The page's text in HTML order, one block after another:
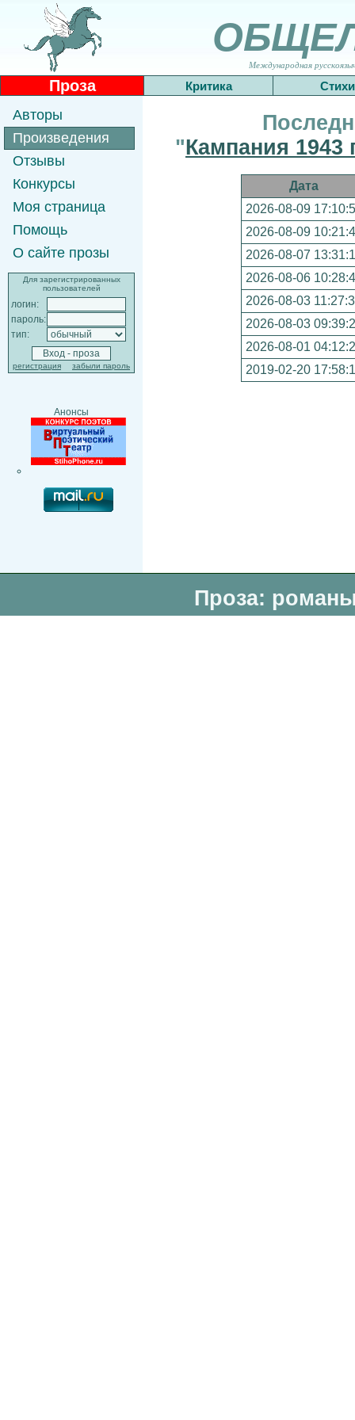
Международная
Проза Критика Стихи
Авторы
Произведения
Отзывы
Конкурсы
Моя страница
Помощь
О сайте прозы
Для зарегистрированных
пользователей
логин:
пароль:
тип:
регистрация забыли пароль
Анонсы
"Кампания 1943
Дата
2026-08-09
2026-08-09
2026-08-07
2026-08-06
2026-08-03
2026-08-03
2026-08-01
2019-02-20
Проза: